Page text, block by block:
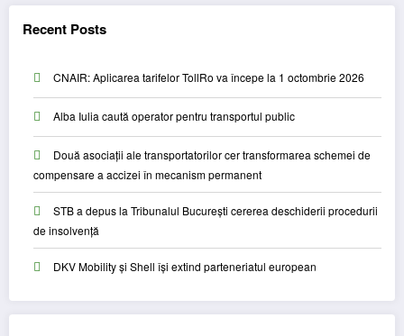
Recent Posts
CNAIR: Aplicarea tarifelor TollRo va începe la 1 octombrie 2026
Alba Iulia caută operator pentru transportul public
Două asociații ale transportatorilor cer transformarea schemei de
compensare a accizei în mecanism permanent
STB a depus la Tribunalul București cererea deschiderii procedurii
de insolvență
DKV Mobility și Shell își extind parteneriatul european